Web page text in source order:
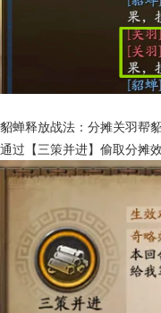
貂蝉释放战法：分摊关羽帮
通过【三策并进】偷取分摊效